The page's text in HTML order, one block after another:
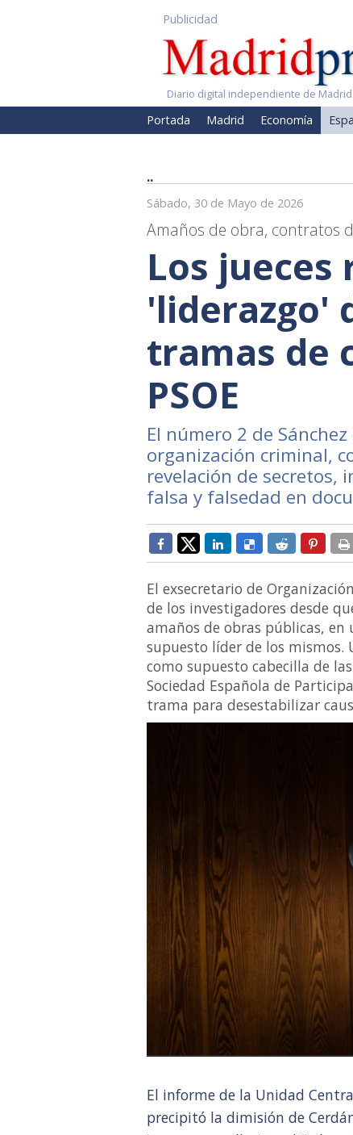
Publicidad
Diario digital independiente de Madrid
Portada Madrid Economía
..
Sábado, 30 de Mayo de 2026
Amaños de obra, contratos
Los jueces
'liderazgo'
tramas de
PSOE
El número 2 de
organización criminal,
revelación de secretos,
falsa y falsedad en
El exsecretario de
de los investigadores desde
amaños de obras públicas, en
supuesto líder de los mismos.
como supuesto cabecilla de
Sociedad Española de
trama para desestabilizar
El informe de la Unidad
precipitó la dimisión de